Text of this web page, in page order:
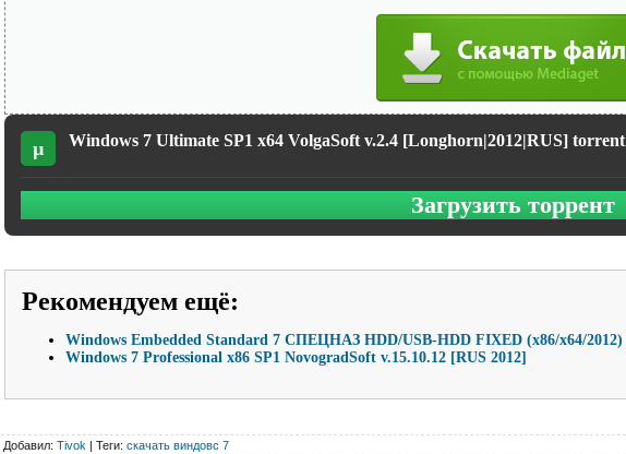
µ Windows 7 Ultimate SP1 x64 VolgaSoft v.2.4 [Longhorn|2012|RUS] torrent
Загрузить торрент
Рекомендуем ещё:
Windows Embedded Standard 7 СПЕЦНАЗ HDD/USB-HDD FIXED (x86/x64/2012)
Windows 7 Professional x86 SP1 NovogradSoft v.15.10.12 [RUS 2012]
Добавил: Tivok | Теги: скачать виндовс 7